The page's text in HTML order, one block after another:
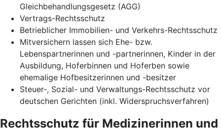
Gleichbehandlungsgesetz (AGG)
Vertrags-Rechtsschutz
Betrieblicher Immobilien- und Verkehrs-Rechtsschutz
Mitversichern lassen sich Ehe- bzw.
Lebenspartnerinnen und -partnerinnen, Kinder in der
Ausbildung, Hoferbinnen und Hoferben sowie
ehemalige Hofbesitzerinnen und -besitzer
Steuer-, Sozial- und Verwaltungs-Rechtsschutz vor
deutschen Gerichten (inkl. Widerspruchsverfahren)
Rechtsschutz für Medizinerinnen und